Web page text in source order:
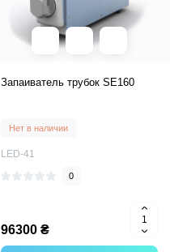
Запаиватель трубок SE160
Нет в наличии
LED-41
0
96300 ₴